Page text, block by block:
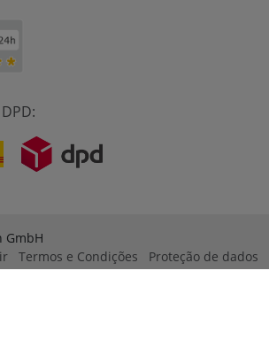
GmbH
Termos e Condições Proteção de dados